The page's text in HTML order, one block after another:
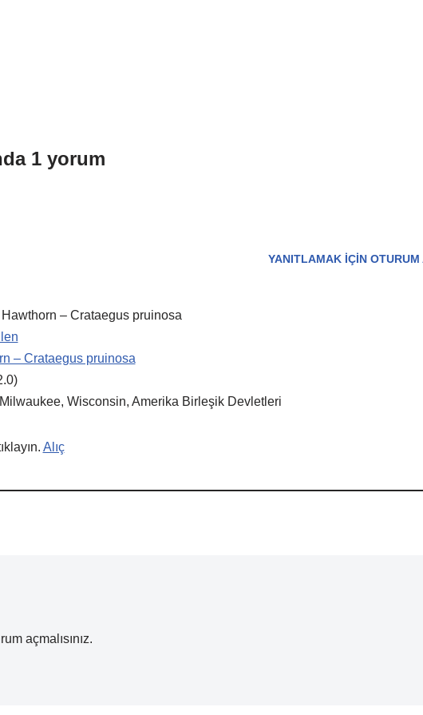
1 yorum
YANITLAMAK IÇIN OTURUM
Hawthorn – Crataegus pruinosa
– Crataegus pruinosa
Wisconsin, Amerika Birleşik Devletleri
Alıç
açmalısınız.